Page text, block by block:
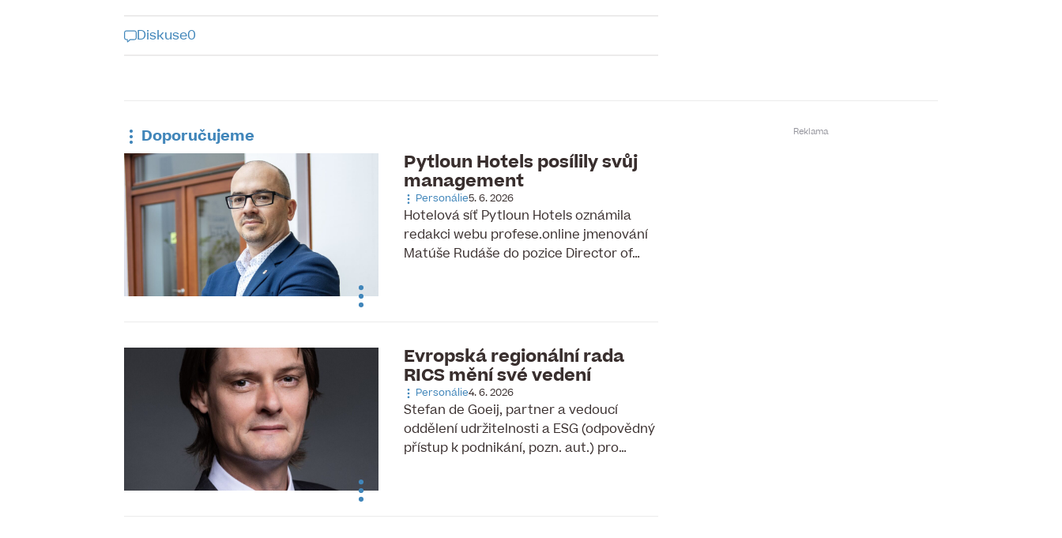
Diskuse0
Doporučujeme
Pytloun Hotels posílily svůj
management
Personálie5. 6. 2026
Hotelová síť Pytloun Hotels oznámila
redakci webu profese.online jmenování
Matúše Rudáše do pozice Director of…
Evropská regionální rada
RICS mění své vedení
Personálie4. 6. 2026
Stefan de Goeij, partner a vedoucí
oddělení udržitelnosti a ESG (odpovědný
přístup k podnikání, pozn. aut.) pro…